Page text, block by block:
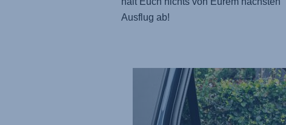
Ausflug ab!